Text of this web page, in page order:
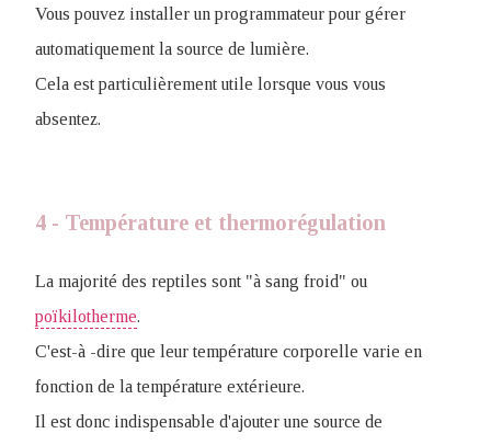
Vous pouvez installer un programmateur pour gérer
automatiquement la source de lumière.
Cela est particulièrement utile lorsque vous vous
absentez.
4 - Température et thermorégulation
La majorité des reptiles sont "à sang froid" ou
poïkilotherme.
C'est-à -dire que leur température corporelle varie en
fonction de la température extérieure.
Il est donc indispensable d'ajouter une source de